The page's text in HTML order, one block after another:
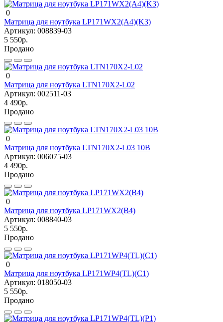
0
Матрица для ноутбука LP171WX2(A4)(K3)
Артикул: 008839-03
5 550р.
Продано
0
Матрица для ноутбука LTN170X2-L02
Артикул: 002511-03
4 490р.
Продано
0
Матрица для ноутбука LTN170X2-L03 10B
Артикул: 006075-03
4 490р.
Продано
0
Матрица для ноутбука LP171WX2(B4)
Артикул: 008840-03
5 550р.
Продано
0
Матрица для ноутбука LP171WP4(TL)(C1)
Артикул: 018050-03
5 550р.
Продано